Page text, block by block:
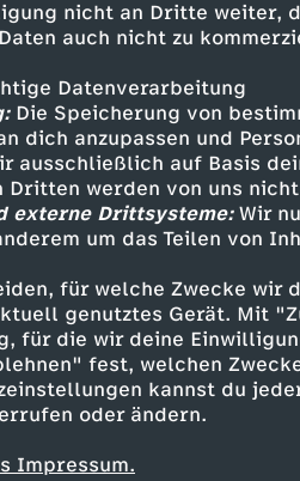
nicht an Dritte weiter,
auch nicht zu
Datenverarbeitung
Die Speicherung von
dich anzupassen und
ausschließlich auf Basis
Dritten werden von uns
externe Drittsysteme:Wir
um das Teilen von
für welche Zwecke wir
genutztes Gerät. Mit
für die wir deine
fest, welchen
kannst du
oder ändern.
Impressum.
Dokumentation